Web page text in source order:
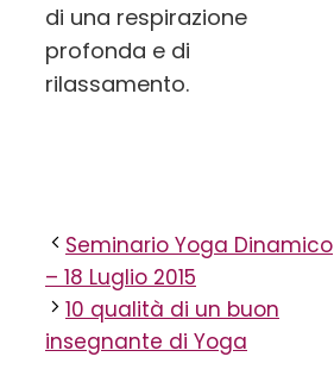
di una respirazione
profonda e di
rilassamento.
Seminario Yoga Dinamico
– 18 Luglio 2015
10 qualità di un buon
insegnante di Yoga